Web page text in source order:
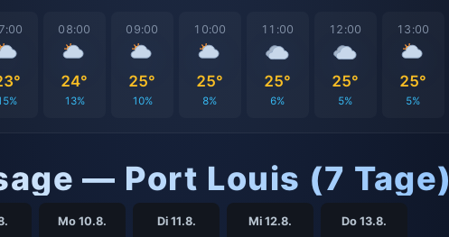
08:00
24°
13%
09:00
25°
10%
10:00
25°
8%
11:00
25°
6%
12:00
25°
5%
13:00
25°
5%
— Port Louis (7 Tage)
Mo 10.8. Di 11.8. Mi 12.8. Do 13.8.